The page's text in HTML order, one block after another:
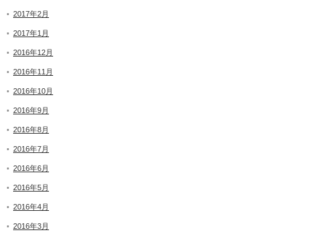
2017年2月
2017年1月
2016年12月
2016年11月
2016年10月
2016年9月
2016年8月
2016年7月
2016年6月
2016年5月
2016年4月
2016年3月